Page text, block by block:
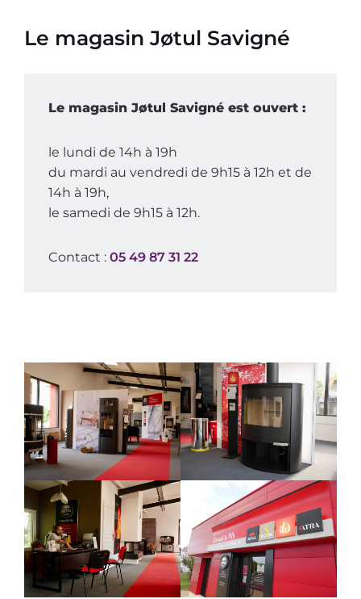
Le magasin Jøtul Savigné
Le magasin Jøtul Savigné est ouvert :
le lundi de 14h à 19h
du mardi au vendredi de 9h15 à 12h et de
14h à 19h,
le samedi de 9h15 à 12h.
Contact : 05 49 87 31 22